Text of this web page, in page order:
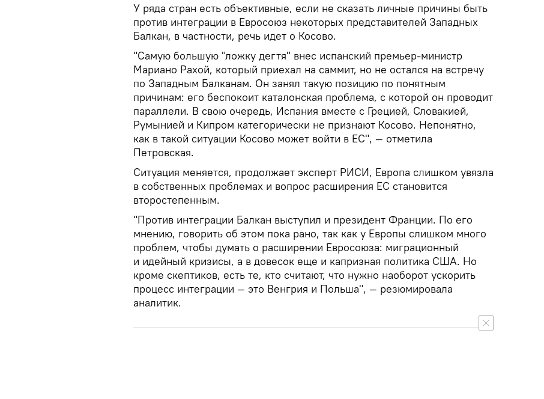
У ряда стран есть объективные, если не сказать личные причины быть
против интеграции в Евросоюз некоторых представителей Западных
Балкан, в частности, речь идет о Косово.
"Самую большую "ложку дегтя" внес испанский премьер-министр
Мариано Рахой, который приехал на саммит, но не остался на встречу
по Западным Балканам. Он занял такую позицию по понятным
причинам: его беспокоит каталонская проблема, с которой он проводит
параллели. В свою очередь, Испания вместе с Грецией, Словакией,
Румынией и Кипром категорически не признают Косово. Непонятно,
как в такой ситуации Косово может войти в ЕС", — отметила
Петровская.
Ситуация меняется, продолжает эксперт РИСИ, Европа слишком увязла
в собственных проблемах и вопрос расширения ЕС становится
второстепенным.
"Против интеграции Балкан выступил и президент Франции. По его
мнению, говорить об этом пока рано, так как у Европы слишком много
проблем, чтобы думать о расширении Евросоюза: миграционный
и идейный кризисы, а в довесок еще и капризная политика США. Но
кроме скептиков, есть те, кто считают, что нужно наоборот ускорить
процесс интеграции — это Венгрия и Польша", — резюмировала
аналитик.